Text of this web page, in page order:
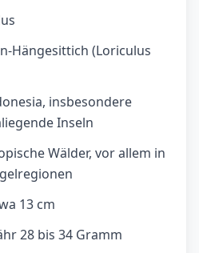
Hängesittich (Loriculus
insbesondere
Inseln
Wälder, vor allem in
13 cm
28 bis 34 Gramm